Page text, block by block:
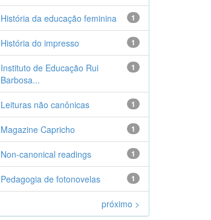
1
História da educação feminina
1
História do impresso
1
Instituto de Educação Rui
Barbosa...
1
Leituras não canônicas
1
Magazine Capricho
1
Non-canonical readings
1
Pedagogia de fotonovelas
próximo >